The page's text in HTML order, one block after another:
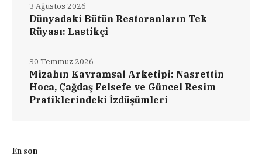
Dünyadaki Bütün Restoranların Tek
Rüyası: Lastikçi
3 Ağustos 2026
Mizahın Kavramsal Arketipi: Nasrettin
Hoca, Çağdaş Felsefe ve Güncel Resim
Pratiklerindeki İzdüşümleri
30 Temmuz 2026
En son